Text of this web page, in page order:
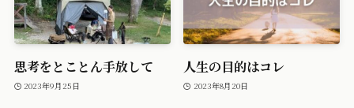
思考をとことん手放して
2023年9月25日
人生の目的はコレ
2023年8月20日